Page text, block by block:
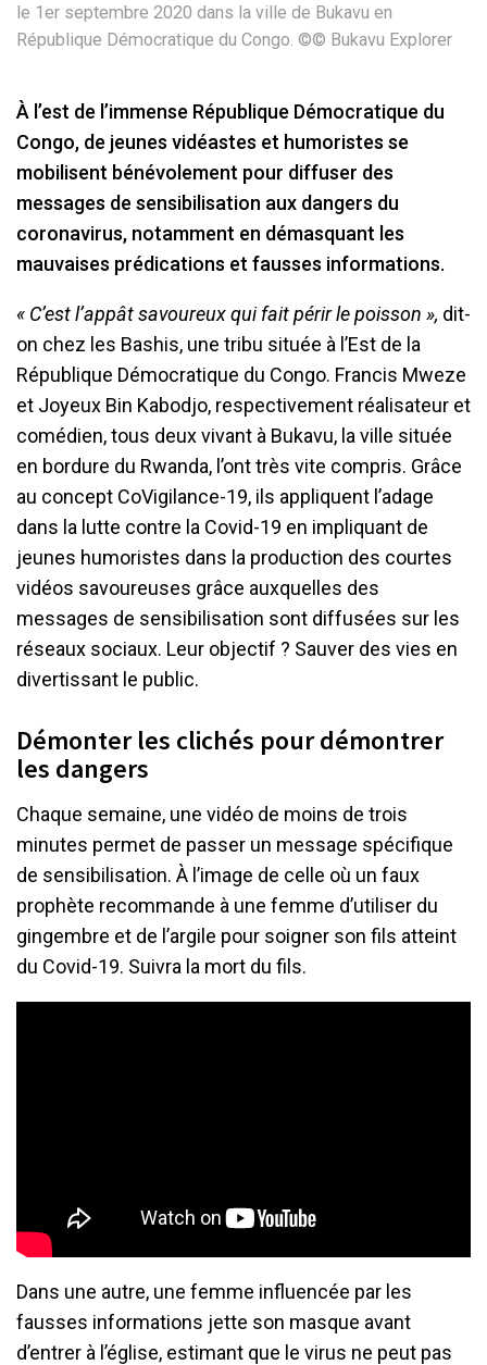
le 1er septembre 2020 dans la ville de Bukavu en
République Démocratique du Congo. ©© Bukavu Explorer
À l’est de l’immense République Démocratique du
Congo, de jeunes vidéastes et humoristes se
mobilisent bénévolement pour diffuser des
messages de sensibilisation aux dangers du
coronavirus, notamment en démasquant les
mauvaises prédications et fausses informations.
« C’est l’appât savoureux qui fait périr le poisson », dit-
on chez les Bashis, une tribu située à l’Est de la
République Démocratique du Congo. Francis Mweze
et Joyeux Bin Kabodjo, respectivement réalisateur et
comédien, tous deux vivant à Bukavu, la ville située
en bordure du Rwanda, l’ont très vite compris. Grâce
au concept CoVigilance-19, ils appliquent l’adage
dans la lutte contre la Covid-19 en impliquant de
jeunes humoristes dans la production des courtes
vidéos savoureuses grâce auxquelles des
messages de sensibilisation sont diffusées sur les
réseaux sociaux. Leur objectif ? Sauver des vies en
divertissant le public.
Démonter les clichés pour démontrer
les dangers
Chaque semaine, une vidéo de moins de trois
minutes permet de passer un message spécifique
de sensibilisation. À l’image de celle où un faux
prophète recommande à une femme d’utiliser du
gingembre et de l’argile pour soigner son fils atteint
du Covid-19. Suivra la mort du fils.
Dans une autre, une femme influencée par les
fausses informations jette son masque avant
d’entrer à l’église, estimant que le virus ne peut pas